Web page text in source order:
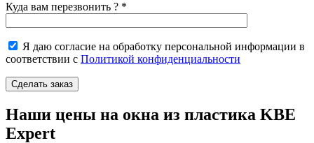
Куда вам перезвонить ? *
Я даю согласие на обработку персональной информации в
соответствии с Политикой конфиденциальности
Наши цены на окна из пластика KBE
Expert